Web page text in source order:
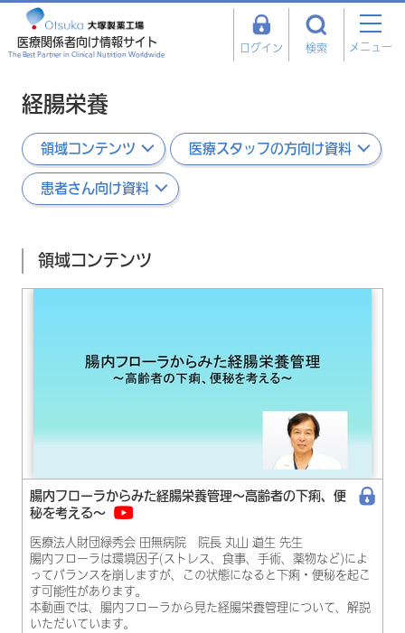
医療関係者向け情報サイト
The Best Partner in Clinical Nutrition Worldwide ログイン 検索 メニュー
経腸栄養
領域コンテンツ
医療スタッフの方向け資料
患者さん向け資料
領域コンテンツ
腸内フローラからみた経腸栄養管理～高齢者の下痢、便
秘を考える～
医療法人財団緑秀会 田無病院 院長 丸山 道生 先生
腸内フローラは環境因子(ストレス、食事、手術、薬物など)によ
ってバランスを崩しますが、この状態になると下痢・便秘を起こ
す可能性があります。
本動画では、腸内フローラから見た経腸栄養管理について、解説
いただいています。